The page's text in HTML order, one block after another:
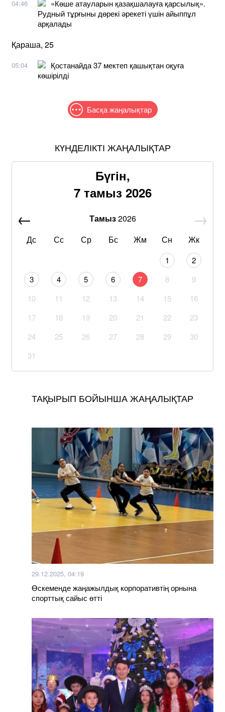
04:46
«Көше атауларын қазақшалауға қарсылық».
Рудный тұрғыны дөрекі әрекеті үшін айыппұл
арқалады
Қараша, 25
05:04
Қостанайда 37 мектеп қашықтан оқуға
көшірілді
Басқа жаңалықтар
КҮНДЕЛІКТІ ЖАҢАЛЫҚТАР
Бүгін,
7 тамыз 2026
Тамыз2026
Дс
Сс Ср Бс Жм Сн Жк
1
2
3
4 5 6 7 8
9
10
11 12 13 14 15
16
17
18 19 20 21 22
23
24
25 26 27 28 29
30
31
ТАҚЫРЫП БОЙЫНША ЖАҢАЛЫҚТАР
29.12.2025, 04:19
Өскеменде жаңажылдық корпоративтің орнына
спорттық сайыс өтті